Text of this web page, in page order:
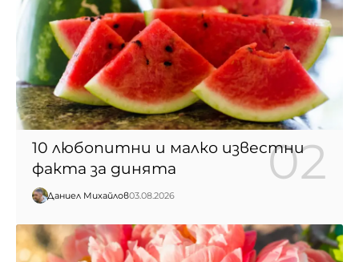
10 любопитни и малко известни
факта за динята
Даниел Михайлов03.08.2026